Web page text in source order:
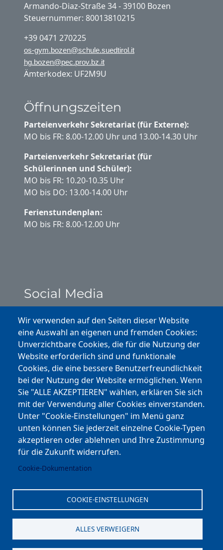
Wir verwenden auf den Seiten dieser Website
eine Auswahl an eigenen und fremden Cookies:
Unverzichtbare Cookies, die für die Nutzung der
Website erforderlich sind und funktionale
Cookies, die eine bessere Benutzerfreundlichkeit
bei der Nutzung der Website ermöglichen. Wenn
Sie "ALLE AKZEPTIEREN" wählen, erklären Sie sich
mit der Verwendung aller Cookies einverstanden.
Unter "Cookie-Einstellungen" im Menü ganz
unten können Sie jederzeit einzelne Cookie-Typen
akzeptieren oder ablehnen und Ihre Zustimmung
für die Zukunft widerrufen.
Cookie-Dokumentation
COOKIE-EINSTELLUNGEN
ALLES VERWEIGERN
Armando-Diaz-Straße 34 - 39100 Bozen
Steuernummer: 80013810215
+39 0471 270225
os-gym.bozen@schule.suedtirol.it
hg.bozen@pec.prov.bz.it
Ämterkodex: UF2M9U
Öffnungszeiten
Parteienverkehr Sekretariat (für Externe):
MO bis FR: 8.00-12.00 Uhr und 13.00-14.30 Uhr
Parteienverkehr Sekretariat (für
Schülerinnen und Schüler):
MO bis FR: 10.20-10.35 Uhr
MO bis DO: 13.00-14.00 Uhr
Ferienstundenplan:
MO bis FR: 8.00-12.00 Uhr
Social Media
Instagram
Facebook
Youtube
Andere Bereiche
transp. Verwaltung / Amm. Trasparente
Nationaler Plan für Aufbau und Resilienz
Cookie-Einstellungen
Kontakt
⎋ Autonome Provinz Bozen
⎋ Schulbibliothek
⎋ Sportnews von unserer Schule